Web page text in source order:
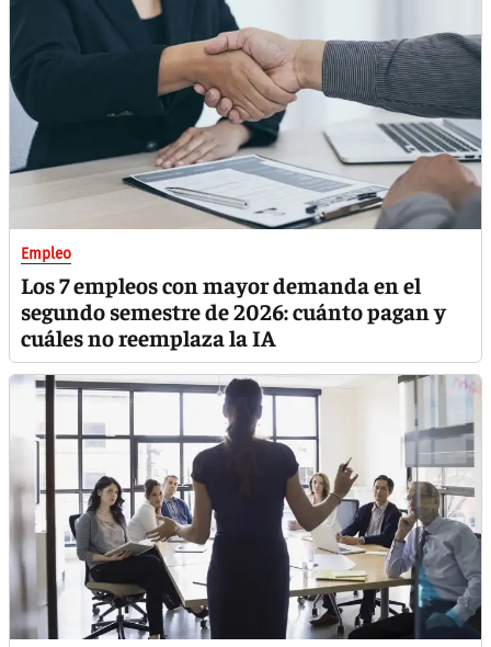
Empleo
Los 7 empleos con mayor demanda en el
segundo semestre de 2026: cuánto pagan y
cuáles no reemplaza la IA